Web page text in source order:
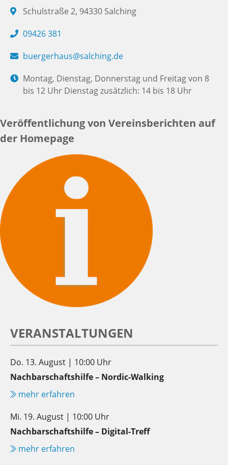
Schulstraße 2, 94330 Salching
09426 381
buergerhaus@salching.de
Montag, Dienstag, Donnerstag und Freitag von 8
bis 12 Uhr Dienstag zusätzlich: 14 bis 18 Uhr
Veröffentlichung von Vereinsberichten auf
der Homepage
VERANSTALTUNGEN
Do. 13. August | 10:00 Uhr
Nachbarschaftshilfe – Nordic-Walking
mehr erfahren
Mi. 19. August | 10:00 Uhr
Nachbarschaftshilfe – Digital-Treff
mehr erfahren